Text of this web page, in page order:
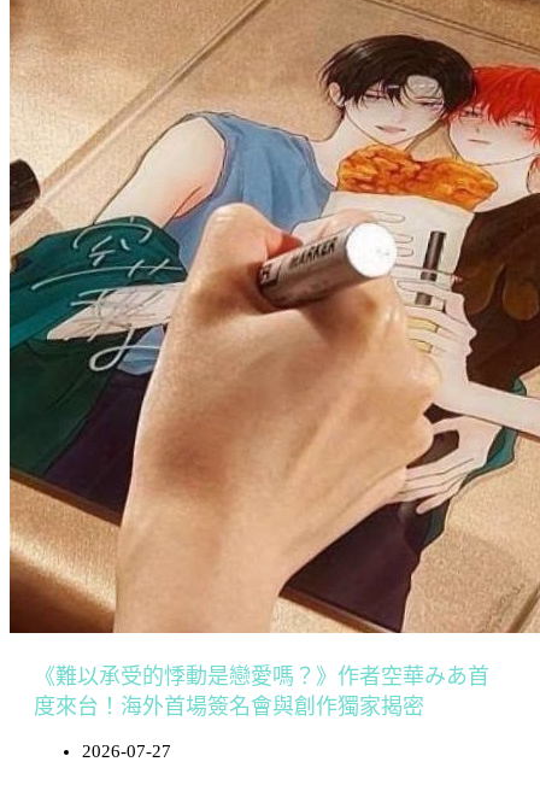
《難以承受的悸動是戀愛嗎？》作者空華みあ首
度來台！海外首場簽名會與創作獨家揭密
2026-07-27